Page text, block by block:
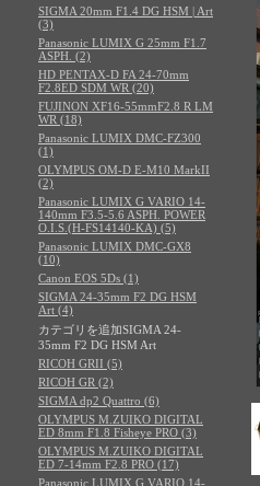
SIGMA 20mm F1.4 DG HSM | Art
(3)
Panasonic LUMIX G 25mm F1.7
ASPH. (2)
HD PENTAX-D FA 24-70mm
F2.8ED SDM WR (20)
FUJINON XF16-55mmF2.8 R LM
WR (18)
Panasonic LUMIX DMC-FZ300
(1)
OLYMPUS OM-D E-M10 MarkII
(2)
Panasonic LUMIX G VARIO 14-
140mm F3.5-5.6 ASPH. POWER
O.I.S.(H-FS14140-KA) (5)
Panasonic LUMIX DMC-GX8
(10)
Canon EOS 5Ds (1)
SIGMA 24-35mm F2 DG HSM
Art (4)
カテゴリを追加SIGMA 24-
35mm F2 DG HSM Art
RICOH GRII (5)
RICOH GR (2)
SIGMA dp2 Quattro (6)
OLYMPUS M.ZUIKO DIGITAL
ED 8mm F1.8 Fisheye PRO (3)
OLYMPUS M.ZUIKO DIGITAL
ED 7-14mm F2.8 PRO (17)
Panasonic LUMIX G VARIO 14-